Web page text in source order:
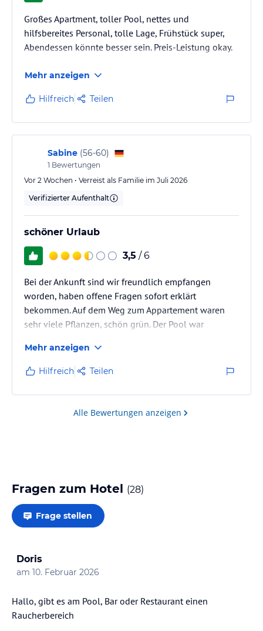
Großes Apartment, toller Pool, nettes und
hilfsbereites Personal, tolle Lage, Frühstück super,
Abendessen könnte besser sein. Preis-Leistung okay.
Mehr anzeigen
Hilfreich Teilen
Sabine (56-60)
1 Bewertungen
Vor 2 Wochen • Verreist als Familie im Juli 2026
Verifizierter Aufenthalt
schöner Urlaub
3,5 / 6
Bei der Ankunft sind wir freundlich empfangen
worden, haben offene Fragen sofort erklärt
bekommen. Auf dem Weg zum Appartement waren
sehr viele Pflanzen, schön grün. Der Pool war
Blick zum Pool. Nur zum Essen hätten wir gerne mal
draußen gesessen, war leider nicht vorgesehen.
Mehr anzeigen
Hilfreich Teilen
Alle Bewertungen anzeigen
Fragen zum Hotel (28)
Frage stellen
Doris
am 10. Februar 2026
Hallo, gibt es am Pool, Bar oder Restaurant einen
Raucherbereich